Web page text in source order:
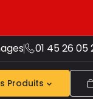
01 45 26 05
Produits